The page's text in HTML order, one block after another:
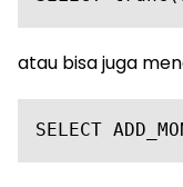
atau bisa juga
SELECT